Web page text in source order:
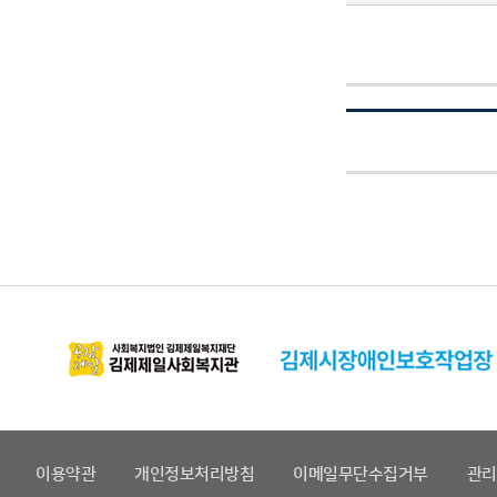
이용약관 개인정보처리방침 이메일무단수집거부 관